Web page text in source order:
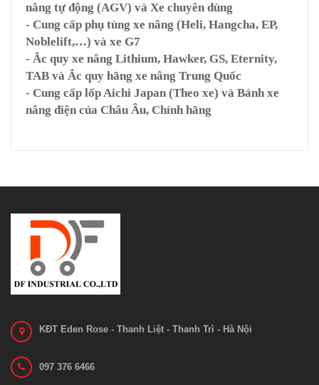
nâng tự động (AGV) và Xe chuyên dùng
- Cung cấp phụ tùng xe nâng (Heli, Hangcha, EP,
Noblelift,…) và xe G7
- Ắc quy xe nâng Lithium, Hawker, GS, Eternity,
TAB và Ắc quy hãng xe nâng Trung Quốc
- Cung cấp lốp Aichi Japan (Theo xe) và Bánh xe
nâng điện của Châu Âu, Chính hãng
KĐT Eden Rose - Thanh Liệt - Thanh Trì - Hà Nội
097 376 6466